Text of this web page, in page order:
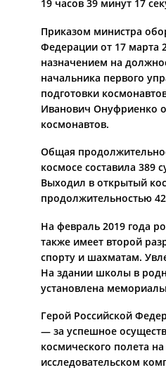
19 часов 39 минут 17
Приказом министра
Федерации от 17 марта
назначением на
начальника первого
подготовки
Иванович Онуфриенко
космонавтов.
Общая
космосе составила 389
Выходил в открытый
продолжительностью
На февраль 2019 года
также имеет второй
спорту и шахматам.
На здании школы в
установлена
Герой Российской
— за успешное
космического полета
исследовательском